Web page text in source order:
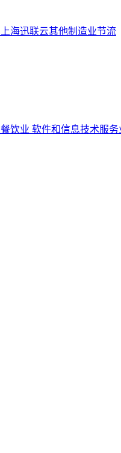
上海迅联云其他制造业节流
餐饮业 软件和信息技术服